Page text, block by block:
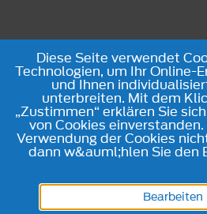
Diese Seite verwendet
Technologien, um Ihr Online-
und Ihnen
unterbreiten. Mit dem
„Zustimmen“ erklären Sie
von Cookies
Verwendung der Cookies
dann w&auml;hlen Sie den
Bearbeiten